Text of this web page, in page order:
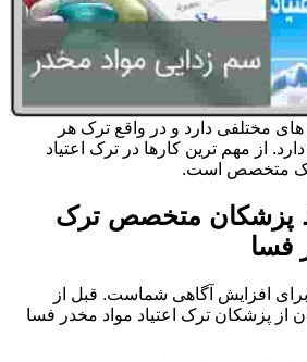
مختلفی دارد و در واقع ترک هر
از مهم ترین کارها در ترک اعتیاد
متخصص است.
پزشکان متخصص ترک
فسا
افزایش آگاهی شماست. قبل از
از پزشکان ترک اعتیاد مواد مخدر فسا